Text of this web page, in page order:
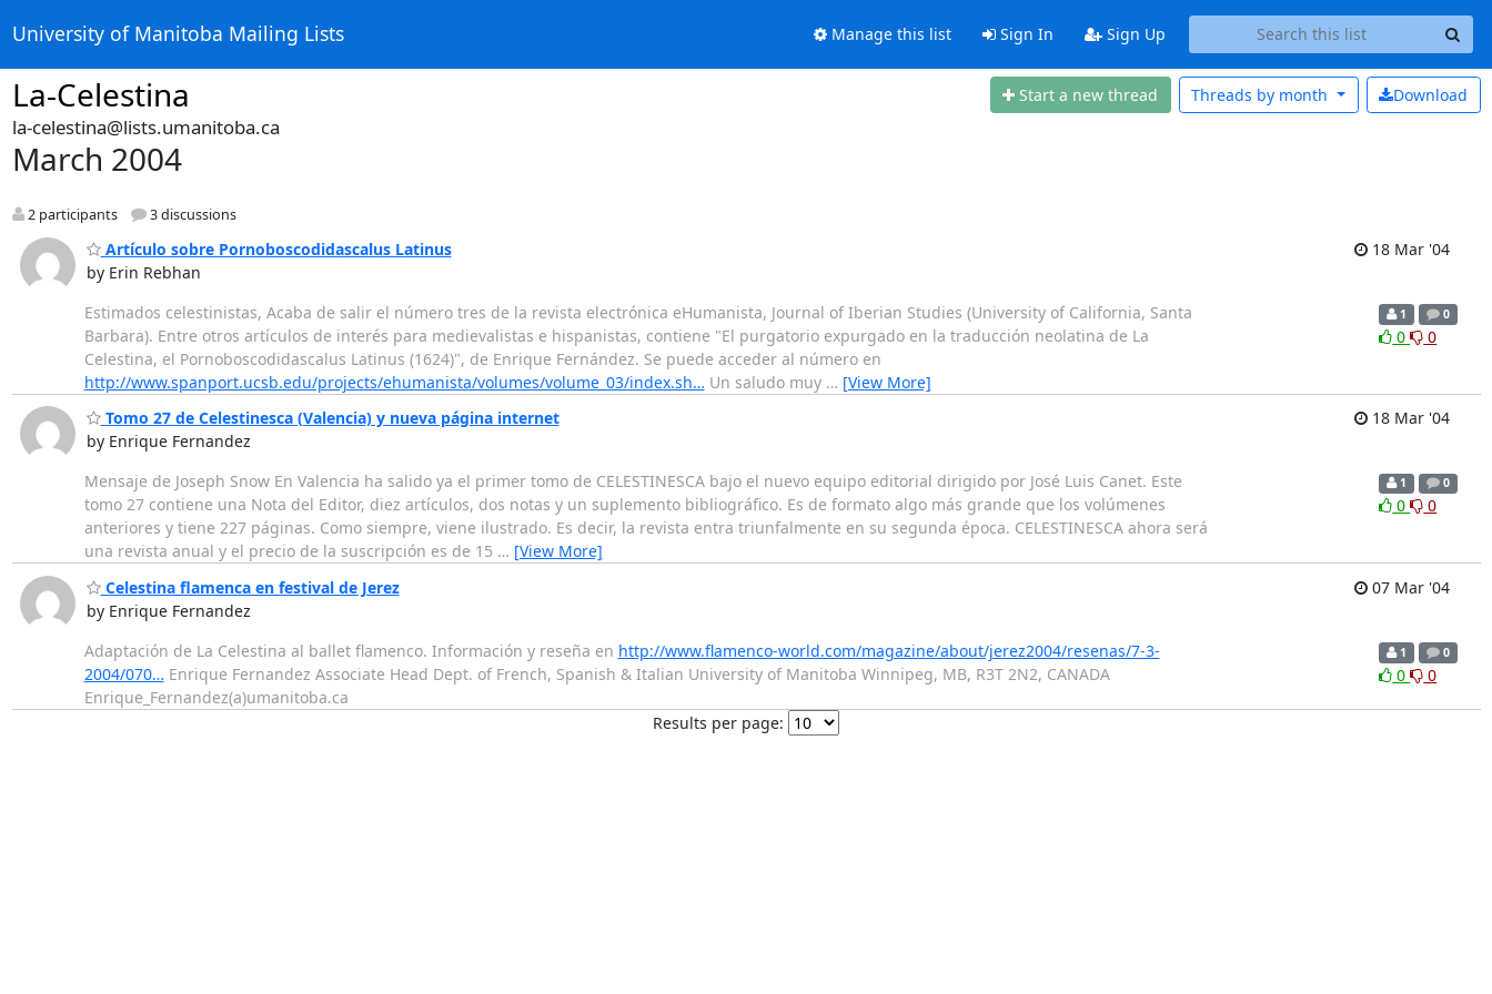
University of Manitoba Mailing Lists Manage this list Sign In Sign Up
La-Celestina Start a new thread Download
Threads by month
la-celestina@lists.umanitoba.ca
March 2004
2 participants 3 discussions
Artículo sobre Pornoboscodidascalus Latinus
by Erin Rebhan
18 Mar '04
Estimados celestinistas, Acaba de salir el número tres de la revista electrónica eHumanista, Journal of Iberian Studies (University of California, Santa
Barbara). Entre otros artículos de interés para medievalistas e hispanistas, contiene "El purgatorio expurgado en la traducción neolatina de La
Celestina, el Pornoboscodidascalus Latinus (1624)", de Enrique Fernández. Se puede acceder al número en
http://www.spanport.ucsb.edu/projects/ehumanista/volumes/volume_03/index.sh… Un saludo muy … [View More]
1 0
0 0
Tomo 27 de Celestinesca (Valencia) y nueva página internet
by Enrique Fernandez
18 Mar '04
Mensaje de Joseph Snow En Valencia ha salido ya el primer tomo de CELESTINESCA bajo el nuevo equipo editorial dirigido por José Luis Canet. Este
tomo 27 contiene una Nota del Editor, diez artículos, dos notas y un suplemento bibliográfico. Es de formato algo más grande que los volúmenes
anteriores y tiene 227 páginas. Como siempre, viene ilustrado. Es decir, la revista entra triunfalmente en su segunda época. CELESTINESCA ahora será
una revista anual y el precio de la suscripción es de 15 … [View More]
1 0
0 0
Celestina flamenca en festival de Jerez
by Enrique Fernandez
07 Mar '04
Adaptación de La Celestina al ballet flamenco. Información y reseña en http://www.flamenco-world.com/magazine/about/jerez2004/resenas/7-3-
2004/070… Enrique Fernandez Associate Head Dept. of French, Spanish & Italian University of Manitoba Winnipeg, MB, R3T 2N2, CANADA
Enrique_Fernandez(a)umanitoba.ca
1 0
0 0
Results per page: